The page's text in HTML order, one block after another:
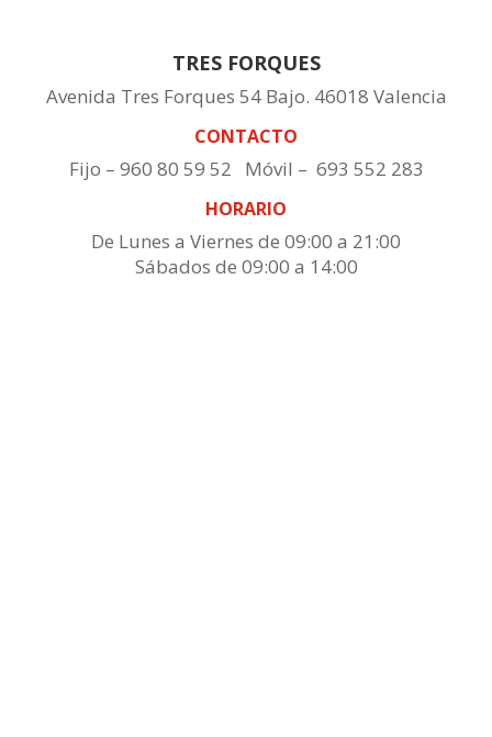
TRES FORQUES
Avenida Tres Forques 54 Bajo. 46018 Valencia
CONTACTO
Fijo – 960 80 59 52 Móvil – 693 552 283
HORARIO
De Lunes a Viernes de 09:00 a 21:00
Sábados de 09:00 a 14:00